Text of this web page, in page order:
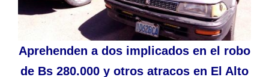
Aprehenden a dos implicados en el robo
de Bs 280.000 y otros atracos en El Alto